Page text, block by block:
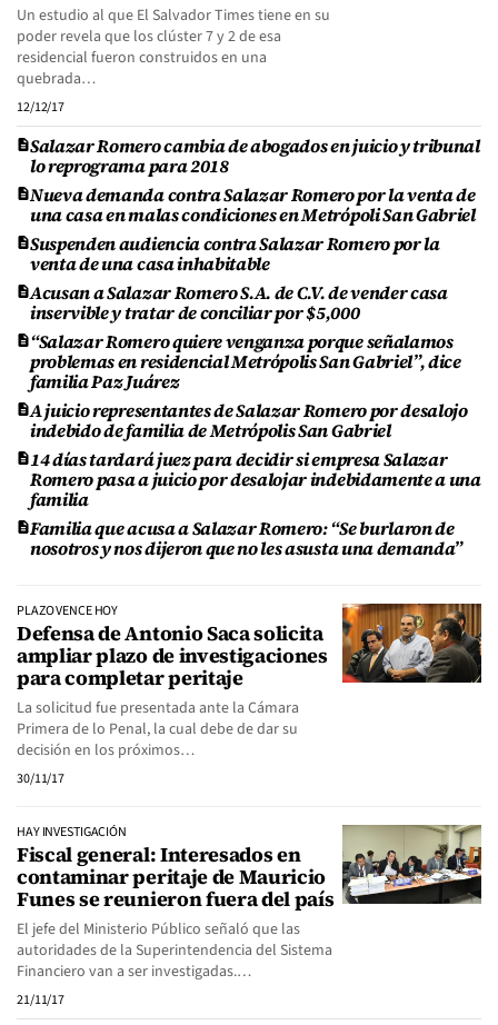
Un estudio al que El Salvador Times tiene en su
poder revela que los clúster 7 y 2 de esa
residencial fueron construidos en una
quebrada…
12/12/17
Salazar Romero cambia de abogados en juicio y tribunal
lo reprograma para 2018
Nueva demanda contra Salazar Romero por la venta de
una casa en malas condiciones en Metrópoli San Gabriel
Suspenden audiencia contra Salazar Romero por la
venta de una casa inhabitable
Acusan a Salazar Romero S.A. de C.V. de vender casa
inservible y tratar de conciliar por $5,000
“Salazar Romero quiere venganza porque señalamos
problemas en residencial Metrópolis San Gabriel”, dice
familia Paz Juárez
A juicio representantes de Salazar Romero por desalojo
indebido de familia de Metrópolis San Gabriel
14 días tardará juez para decidir si empresa Salazar
Romero pasa a juicio por desalojar indebidamente a una
familia
Familia que acusa a Salazar Romero: “Se burlaron de
nosotros y nos dijeron que no les asusta una demanda”
PLAZO VENCE HOY
Defensa de Antonio Saca solicita
ampliar plazo de investigaciones
para completar peritaje
La solicitud fue presentada ante la Cámara
Primera de lo Penal, la cual debe de dar su
decisión en los próximos…
30/11/17
HAY INVESTIGACIÓN
Fiscal general: Interesados en
contaminar peritaje de Mauricio
Funes se reunieron fuera del país
El jefe del Ministerio Público señaló que las
autoridades de la Superintendencia del Sistema
Financiero van a ser investigadas.…
21/11/17